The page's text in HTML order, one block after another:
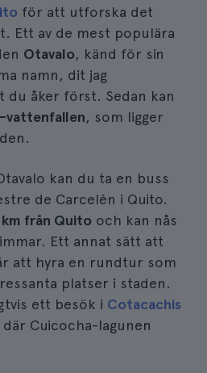
för att utforska det
Ett av de mest populära
Otavalo, känd för sin
namn, dit jag
du åker först. Sedan kan
vattenfallen, som ligger
kan du ta en buss
de Carcelén i Quito.
km från Quito och kan nås
Ett annat sätt att
att hyra en rundtur som
platser i staden.
ett besök i Cotacachis
där Cuicocha-lagunen